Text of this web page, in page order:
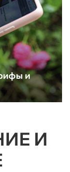
и
И